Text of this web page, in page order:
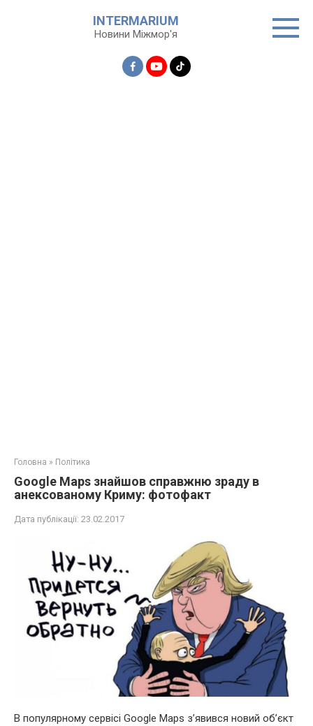
INTERMARIUM
Новини Міжмор'я
Головна » Політика
Google Maps знайшов справжню зраду в
анексованому Криму: фотофакт
Дата публікації: 23.02.2017
В популярному сервісі Google Maps з’явився новий об’єкт